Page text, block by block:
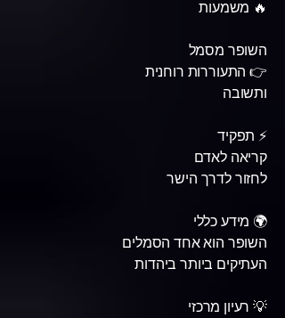
🔥 משמעות
השופר מסמל
👉 התעוררות רוחנית
ותשובה
⚡ תפקיד
קריאה לאדם
לחזור לדרך הישר
🌍 מידע כללי
השופר הוא אחד הסמלים
העתיקים ביותר ביהדות
💡 רעיון מרכזי